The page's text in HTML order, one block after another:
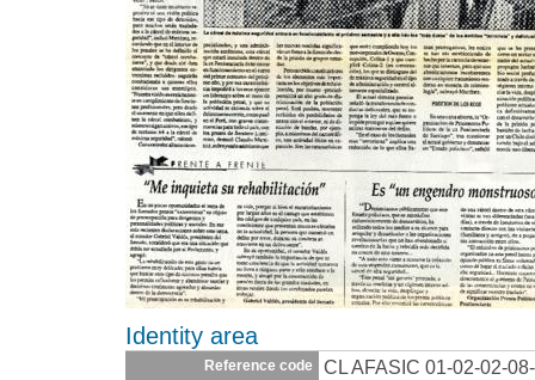
Identity area
Reference code CL AFASIC 01-02-02-